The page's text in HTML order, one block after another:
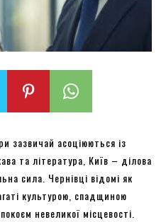
зазвичай асоціюються із
та література, Київ – ділова
сила. Чернівці відомі як
культурою, спадщиною
невеликої місцевості.